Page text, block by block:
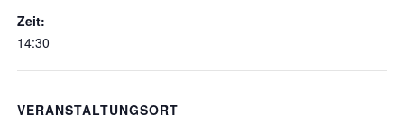
Zeit:
14:30
VERANSTALTUNGSORT